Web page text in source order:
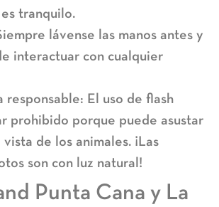
tranquilo.
lávense las manos antes y
interactuar con cualquier
responsable: El uso de flash
prohibido porque puede asustar
de los animales. ¡Las
son con luz natural!
Punta Cana y La